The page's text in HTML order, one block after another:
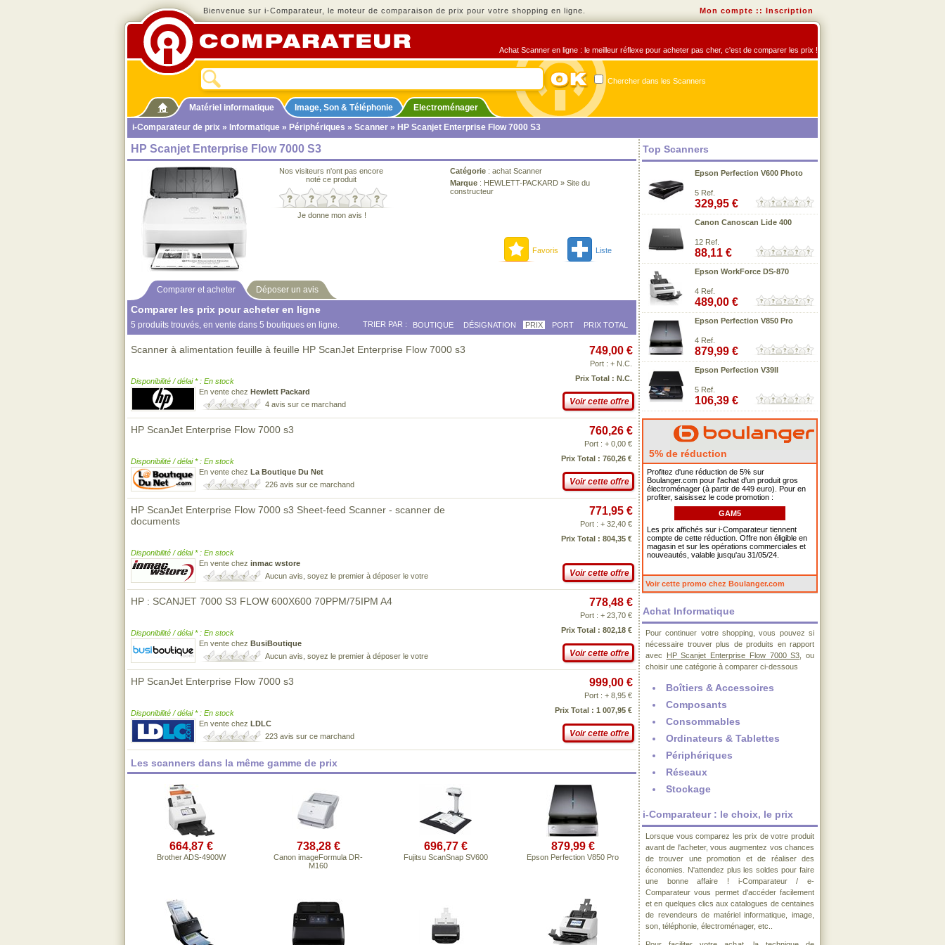
Bienvenue sur i-Comparateur, le moteur de comparaison de prix pour votre shopping en ligne. Mon compte :: Inscription
Achat Scanner en ligne : le meilleur réflexe pour acheter pas cher, c'est de comparer les prix !
Chercher dans les Scanners
Matériel informatique Image, Son & Téléphonie
Electroménager
i-Comparateur de prix » Informatique » Périphériques » Scanner » HP Scanjet Enterprise Flow 7000 S3
HP Scanjet Enterprise Flow 7000 S3
Nos visiteurs n'ont pas encore
noté ce produit
Je donne mon avis !
Catégorie : achat Scanner
Marque : HEWLETT-PACKARD » Site du
constructeur
Favoris Liste
Comparer et acheter Déposer un avis
Comparer les prix pour acheter en ligne
5 produits trouvés, en vente dans 5 boutiques en ligne. TRIER PAR : BOUTIQUE DÉSIGNATION PRIX PORT PRIX TOTAL
Scanner à alimentation feuille à feuille HP ScanJet Enterprise Flow 7000 s3
Disponibilité / délai * : En stock
En vente chez Hewlett Packard
4 avis sur ce marchand
749,00 €
Port : + N.C.
Prix Total : N.C.
Voir cette offre
HP ScanJet Enterprise Flow 7000 s3
Disponibilité / délai * : En stock
En vente chez La Boutique Du Net
226 avis sur ce marchand
760,26 €
Port : + 0,00 €
Prix Total : 760,26 €
Voir cette offre
HP ScanJet Enterprise Flow 7000 s3 Sheet-feed Scanner - scanner de
documents
Disponibilité / délai * : En stock
En vente chez inmac wstore
Aucun avis, soyez le premier à déposer le votre
771,95 €
Port : + 32,40 €
Prix Total : 804,35 €
Voir cette offre
HP : SCANJET 7000 S3 FLOW 600X600 70PPM/75IPM A4
Disponibilité / délai * : En stock
En vente chez BusiBoutique
Aucun avis, soyez le premier à déposer le votre
778,48 €
Port : + 23,70 €
Prix Total : 802,18 €
Voir cette offre
HP ScanJet Enterprise Flow 7000 s3
Disponibilité / délai * : En stock
En vente chez LDLC
223 avis sur ce marchand
999,00 €
Port : + 8,95 €
Prix Total : 1 007,95 €
Voir cette offre
Les scanners dans la même gamme de prix
664,87 €
Brother ADS-4900W
738,28 €
Canon imageFormula DR-
M160
696,77 €
Fujitsu ScanSnap SV600
879,99 €
Epson Perfection V850 Pro
Top Scanners
Epson Perfection V600 Photo
5 Ref.
329,95 €
Canon Canoscan Lide 400
12 Ref.
88,11 €
Epson WorkForce DS-870
4 Ref.
489,00 €
Epson Perfection V850 Pro
4 Ref.
879,99 €
Epson Perfection V39II
5 Ref.
106,39 €
5% de réduction
Profitez d'une réduction de 5% sur
Boulanger.com pour l'achat d'un produit gros
électroménager (à partir de 449 euro). Pour en
profiter, saisissez le code promotion :
GAM5
Les prix affichés sur i-Comparateur tiennent
compte de cette réduction. Offre non éligible en
magasin et sur les opérations commerciales et
nouveautés, valable jusqu'au 31/05/24.
Voir cette promo chez Boulanger.com
Achat Informatique
Pour continuer votre shopping, vous pouvez si
nécessaire trouver plus de produits en rapport
avec
HP Scanjet Enterprise Flow 7000 S3 , ou
choisir une catégorie à comparer ci-dessous
Boîtiers & Accessoires
Composants
Consommables
Ordinateurs & Tablettes
Périphériques
Réseaux
Stockage
i-Comparateur : le choix, le prix
Lorsque vous comparez les prix de votre produit
avant de l'acheter, vous augmentez vos chances
de trouver une promotion et de réaliser des
économies. N'attendez plus les soldes pour faire
une bonne affaire ! i-Comparateur / e-
Comparateur vous permet d'accéder facilement
et en quelques clics aux catalogues de centaines
de revendeurs de matériel informatique, image,
son, téléphonie, électroménager, etc..